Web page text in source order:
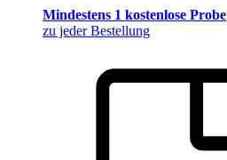
Mindestens 1 kostenlose Probe
zu jeder Bestellung